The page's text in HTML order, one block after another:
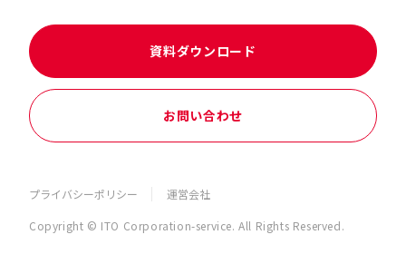
資料ダウンロード
お問い合わせ
プライバシーポリシー 運営会社
Copyright © ITO Corporation-service. All Rights Reserved.